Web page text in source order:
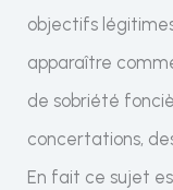
objectifs
apparaître
de sobriété
concertations,
En fait ce sujet